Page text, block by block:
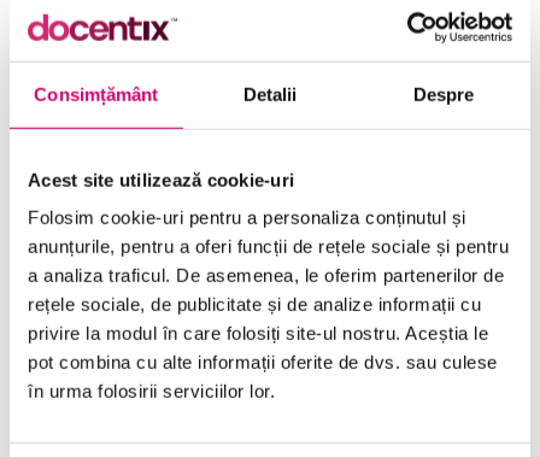
Consimțământ Detalii Despre
Acest site utilizează cookie-uri
Folosim cookie-uri pentru a personaliza conținutul și
anunțurile, pentru a oferi funcții de rețele sociale și pentru
a analiza traficul. De asemenea, le oferim partenerilor de
rețele sociale, de publicitate și de analize informații cu
privire la modul în care folosiți site-ul nostru. Aceștia le
pot combina cu alte informații oferite de dvs. sau culese
în urma folosirii serviciilor lor.
Categorie Excel 365
SOLICITĂ OFERTĂ